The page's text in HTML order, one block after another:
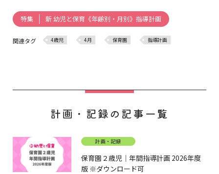
特集 新 幼児と保育《年齢別・月別》指導計画
関連タグ 4歳児 4月 保育園 指導計画
計画・記録の記事一覧
計画・記録
保育園２歳児｜年間指導計画 2026年度
版 ※ダウンロード可